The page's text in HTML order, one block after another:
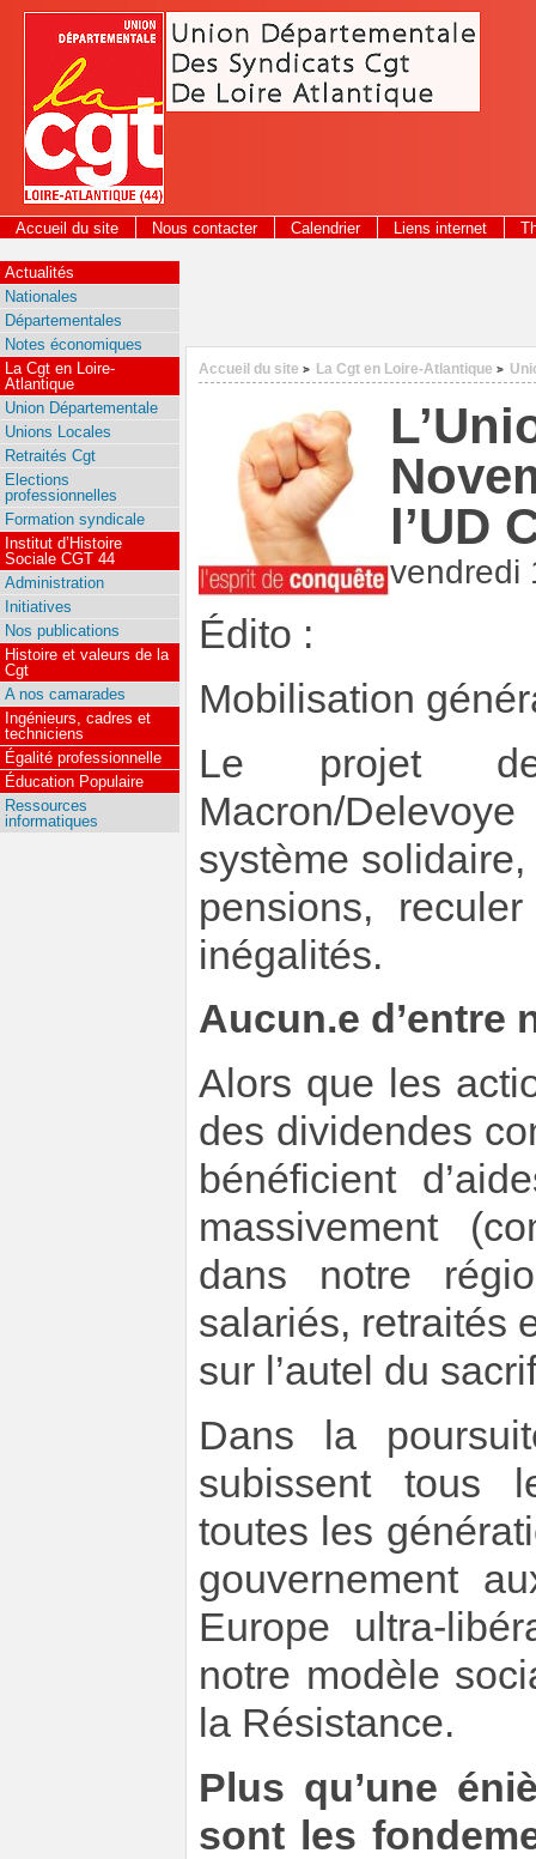
Panneau de gestion des cookies
Accueil du site Nous contacter Calendrier Liens internet
2026
Accueil du site > La Cgt en Loire-Atlantique >
l’UD
vendredi
Édito :
Mobilisation
Le projet
Macron/
système
pensions,
inégalités.
Aucun.e d’entre
Alors que les
des dividendes
bénéficient
massivement
dans notre
salariés, retraités
sur l’autel du
Dans la
subissent tous
toutes les
gouvernement
Europe ultra-
notre modèle
la Résistance.
Plus qu’une
sont les
Actualités
Nationales
Départementales
Notes économiques
La Cgt en Loire-
Atlantique
Union Départementale
Unions Locales
Retraités Cgt
Elections
professionnelles
Formation syndicale
Institut d’Histoire
Sociale CGT 44
Administration
Initiatives
Nos publications
Histoire et valeurs de la
Cgt
A nos camarades
Ingénieurs, cadres et
techniciens
Égalité professionnelle
Éducation Populaire
Ressources
informatiques